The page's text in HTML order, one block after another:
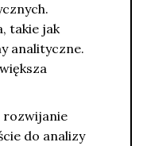
takie jak
analityczne.
rozwijanie
do analizy